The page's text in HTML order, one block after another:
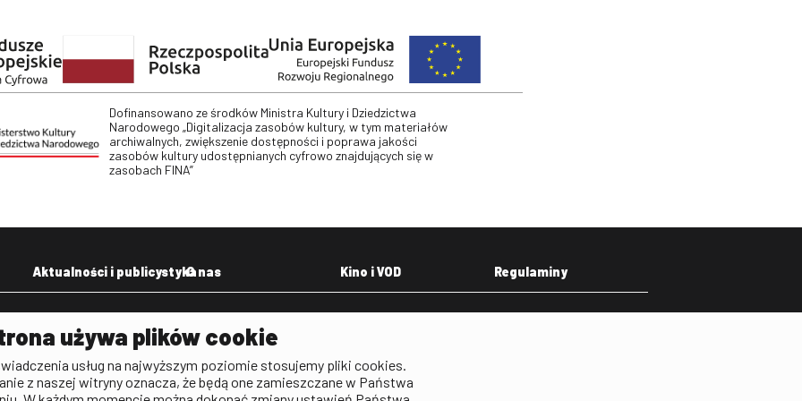
Dofinansowano ze środków Ministra Kultury i Dziedzictwa
Narodowego „Digitalizacja zasobów kultury, w tym materiałów
archiwalnych, zwiększenie dostępności i poprawa jakości
zasobów kultury udostępnianych cyfrowo znajdujących się w
zasobach FINA”
Aktualności i publicystyka
Aktualności
Publicystyka filmowa
O nas
Deklaracja dostępności
Kino i VOD Regulaminy
używa plików cookie
usług na najwyższym poziomie stosujemy pliki cookies.
z naszej witryny oznacza, że będą one zamieszczane w Państwa